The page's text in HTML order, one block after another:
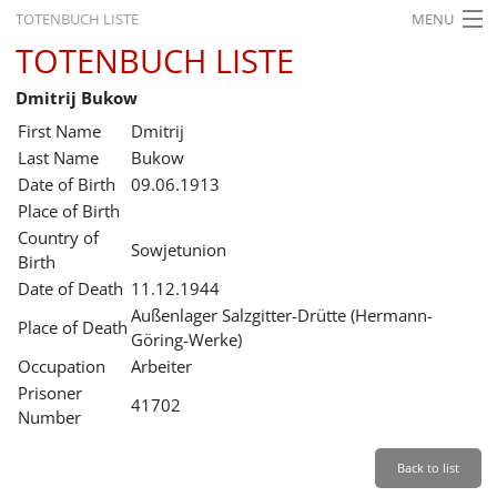
TOTENBUCH LISTE MENU
STARTSEITE
AUSSTELLUNGEN
GESCHICHTE
BILDUNG
FORSCHUNG
SERVICE
Leichte Sprache Back
Leichte
Deutsch
Gebärdensprache
TOTENBUCH LISTE
Dmitrij Bukow
First Name
Dmitrij
Last Name
Bukow
Date of Birth
09.06.1913
Place of Birth
Country of
Birth
Sowjetunion
Date of Death 11.12.1944
Place of Death
Außenlager Salzgitter-Drütte (Hermann-
Göring-Werke)
Occupation
Arbeiter
Prisoner
Number
41702
Back to list